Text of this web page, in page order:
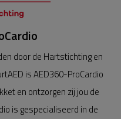
door de Hartstichting en
is AED360-ProCardio
en ontzorgen zij jou de
is gespecialiseerd in de